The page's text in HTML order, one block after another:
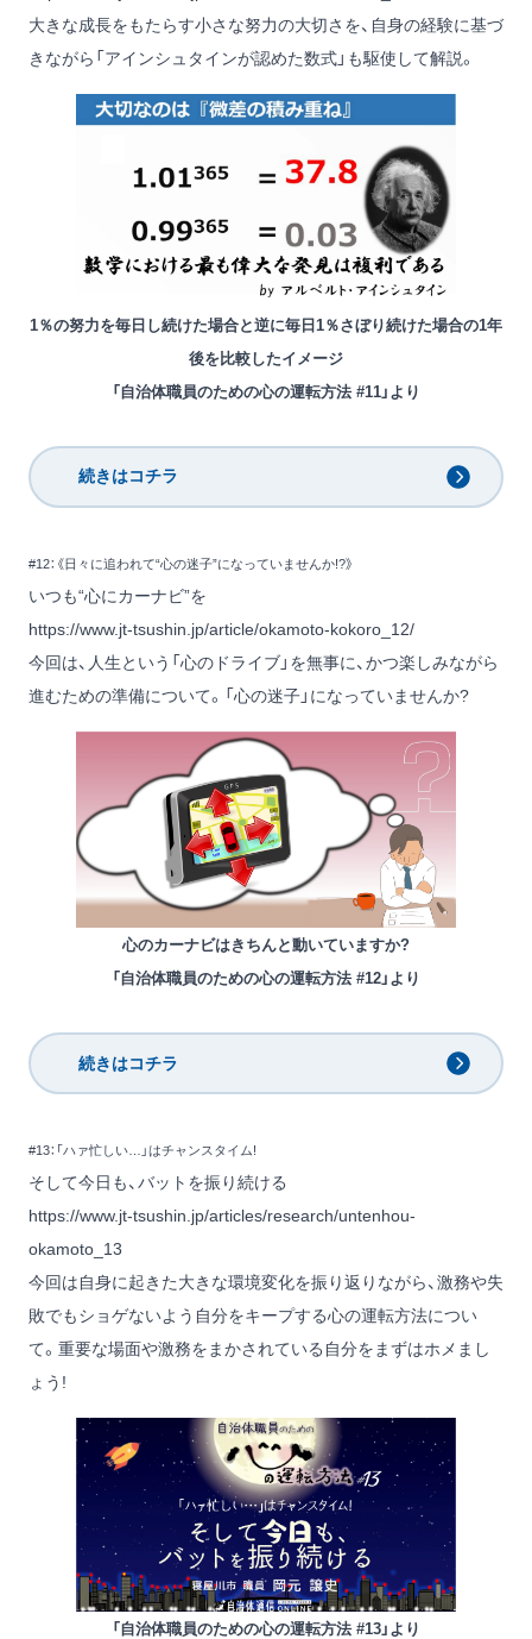
大きな成長をもたらす小さな努力の大切さを、自身の経験に基づ
きながら「アインシュタインが認めた数式」も駆使して解説。
1％の努力を毎日し続けた場合と逆に毎日1％さぼり続けた場合の1年
後を比較したイメージ
「自治体職員のための心の運転方法 #11」より
続きはコチラ
#12：《日々に追われて“心の迷子”になっていませんか!?》
いつも“心にカーナビ”を
https://www.jt-tsushin.jp/article/okamoto-kokoro_12/
今回は、人生という「心のドライブ」を無事に、かつ楽しみながら
進むための準備について。「心の迷子」になっていませんか?
心のカーナビはきちんと動いていますか?
「自治体職員のための心の運転方法 #12」より
続きはコチラ
#13：「ハァ忙しい…」はチャンスタイム!
そして今日も、バットを振り続ける
https://www.jt-tsushin.jp/articles/research/untenhou-
okamoto_13
今回は自身に起きた大きな環境変化を振り返りながら、激務や失
敗でもショゲないよう自分をキープする心の運転方法につい
て。重要な場面や激務をまかされている自分をまずはホメまし
ょう!
「自治体職員のための心の運転方法 #13」より